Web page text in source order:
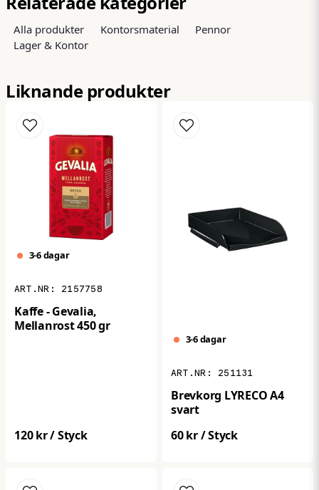
name
Mejladress
Ja, ni får publicera min fråga
Alla produkter Kontorsmaterial
Pennor
Lager & Kontor
Liknande produkter
3-6 dagar
2157758
Kaffe - Gevalia,
Mellanrost 450 gr
120 kr/ Styck
3-6 dagar
251131
Brevkorg LYRECO A4
svart
60 kr/ Styck